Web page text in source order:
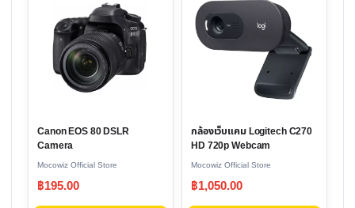
Canon EOS 80 DSLR
Camera
Mocowiz Official Store
฿195.00
กล้องเว็บแคม Logitech C270
HD 720p Webcam
Mocowiz Official Store
฿1,050.00